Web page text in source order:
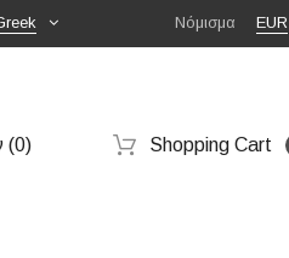
EUR
Νόμισμα
Shopping Cart
(0)